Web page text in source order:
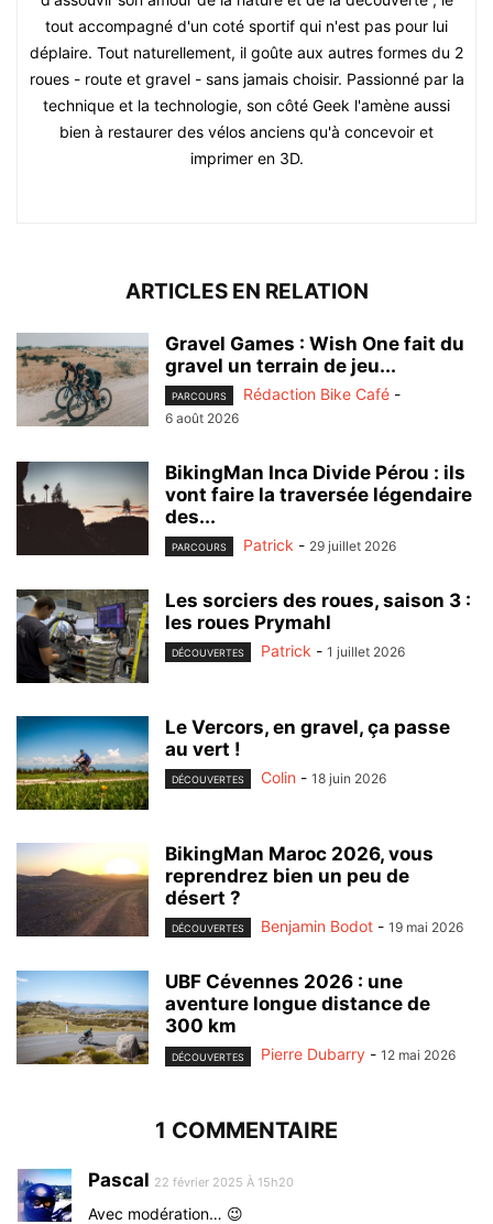
tout accompagné d'un coté sportif qui n'est pas pour lui
déplaire. Tout naturellement, il goûte aux autres formes du 2
roues - route et gravel - sans jamais choisir. Passionné par la
technique et la technologie, son côté Geek l'amène aussi
bien à restaurer des vélos anciens qu'à concevoir et
imprimer en 3D.
ARTICLES EN RELATION
Gravel Games : Wish One fait du
gravel un terrain de jeu...
PARCOURS Rédaction Bike Café -
6 août 2026
BikingMan Inca Divide Pérou : ils
vont faire la traversée légendaire
des...
PARCOURS Patrick - 29 juillet 2026
Les sorciers des roues, saison 3 :
les roues Prymahl
DÉCOUVERTES Patrick - 1 juillet 2026
Le Vercors, en gravel, ça passe
au vert !
DÉCOUVERTES Colin - 18 juin 2026
BikingMan Maroc 2026, vous
reprendrez bien un peu de
désert ?
DÉCOUVERTES Benjamin Bodot - 19 mai 2026
UBF Cévennes 2026 : une
aventure longue distance de
300 km
DÉCOUVERTES Pierre Dubarry - 12 mai 2026
1 COMMENTAIRE
Pascal 22 février 2025 À 15h20
Avec modération… 😉